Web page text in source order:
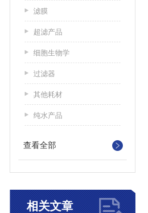
滤膜
超滤产品
细胞生物学
过滤器
其他耗材
纯水产品
查看全部
相关文章